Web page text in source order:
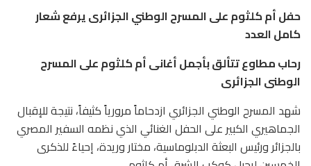
حفل أم كلثوم على المسرح الوطني الجزائرى يرفع شعار
كامل العدد
رحاب مطاوع تتألق بأجمل أغانى أم كلثوم على المسرح
الوطنى الجزائرى
شهد المسرح الوطني الجزائري ازدحاماً مرورياً كثيفاً، نتيجة للإقبال
الجماهيري الكبير على الحفل الغنائي الذي نظمه السفير المصري
بالجزائر ورئيس البعثة الدبلوماسية، مختار وريدة، إحياءً للذكرى